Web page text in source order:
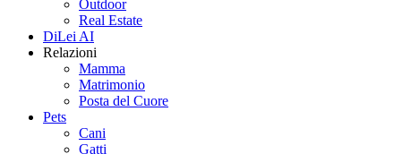
Outdoor
Real Estate
DiLei AI
Relazioni
Mamma
Matrimonio
Posta del Cuore
Pets
Cani
Gatti